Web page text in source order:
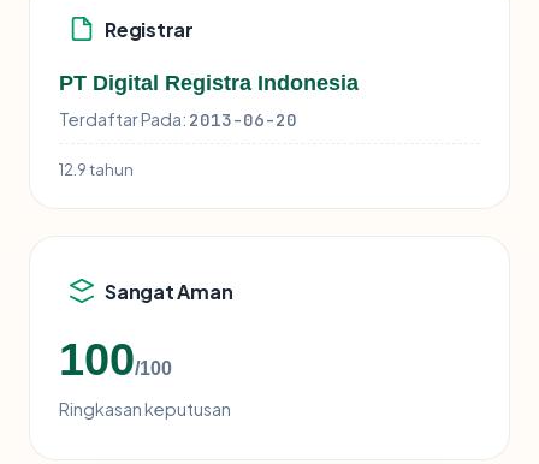
Registrar
PT Digital Registra Indonesia
Terdaftar Pada: 2013-06-20
12.9 tahun
Sangat Aman
100/100
Ringkasan keputusan